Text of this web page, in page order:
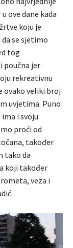
ove dane kada
koju je
se sjetimo
tog
poučna jer
rekreativnu
ovako veliki broj
uvjetima. Puno
i svoju
proći od
također
tako da
koji također
veza i